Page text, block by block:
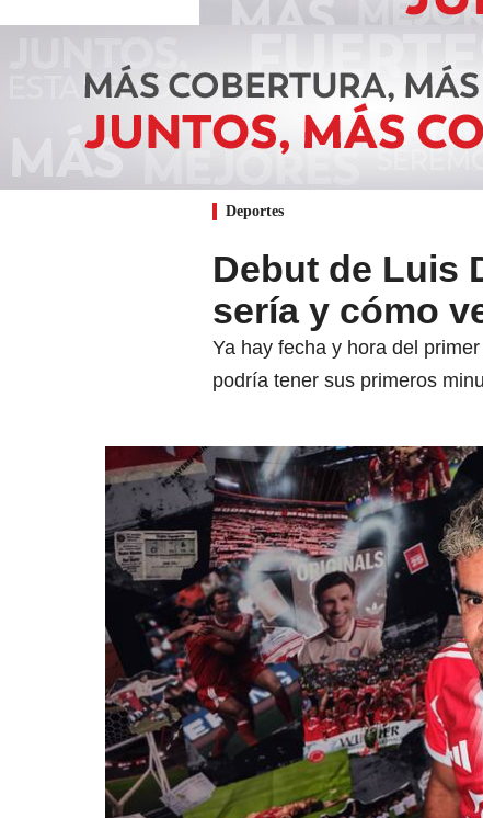
Deportes
Debut de Luis
sería y cómo
Ya hay fecha y hora del
podría tener sus primeros